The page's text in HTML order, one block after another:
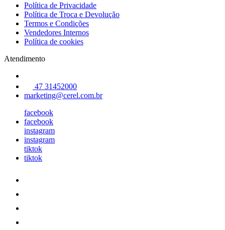
Política de Privacidade
Política de Troca e Devolução
Termos e Condições
Vendedores Internos
Política de cookies
Atendimento
47 31452000
marketing@cerel.com.br
facebook
facebook
instagram
instagram
tiktok
tiktok